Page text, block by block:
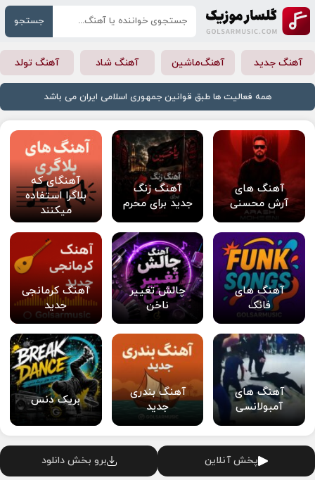
جستجو
آهنگ جدید آهنگ‌ماشین آهنگ شاد آهنگ تولد
همه فعالیت ها طبق قوانین جمهوری اسلامی ایران می باشد
آهنگ های
آرش محسنی
آهنگ زنگ
جدید برای محرم
آهنگای که
بلاگرا استفاده
میکنند
آهنگ های
فانک
چالش تغییر
ناخن
آهنگ کرمانجی
جدید
آهنگ های
آمبولانسی
آهنگ بندری
جدید
بریک دنس
پخش آنلاین برو بخش دانلود